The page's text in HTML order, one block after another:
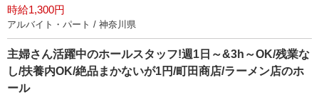
時給1,300円
アルバイト・パート / 神奈川県
主婦さん活躍中のホールスタッフ!週1日～&3h～OK/残業な
し/扶養内OK/絶品まかないが1円/町田商店/ラーメン店のホ
ール